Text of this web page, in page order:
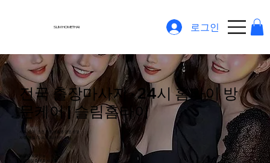
SLIM HOMETHAI 로그인
전국 출장마사지 · 24시 홈타이 방
문케어 | 슬림홈타이
서울 · 경기 · 인천 주요 생활권 방문 운영
자택 · 호텔 · 오피스 프라이빗 케어
✔ 당일 예약 가능
✔ 지역 맞춤 배정 시스템